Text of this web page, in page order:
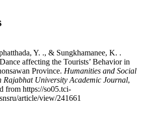
Y. ., & Sungkhamanee, K. .
affecting the Tourists’ Behavior in
Province. Humanities and Social
Rajabhat University Academic Journal,
from https://so05.tci-
article/view/241661